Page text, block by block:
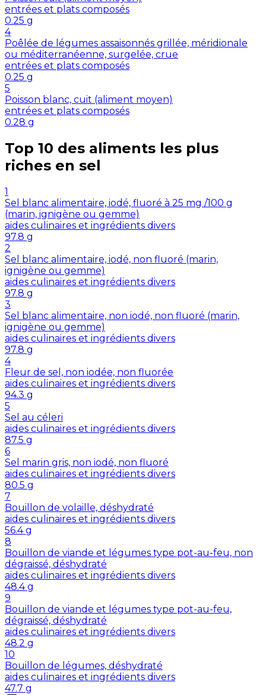
entrées et plats composés
0.25 g
4
Poêlée de légumes assaisonnés grillée, méridionale
ou méditerranéenne, surgelée, crue
entrées et plats composés
0.25 g
5
Poisson blanc, cuit (aliment moyen)
entrées et plats composés
0.28 g
Top 10 des aliments les plus
riches en sel
1
Sel blanc alimentaire, iodé, fluoré à 25 mg /100 g
(marin, ignigène ou gemme)
aides culinaires et ingrédients divers
97.8 g
2
Sel blanc alimentaire, iodé, non fluoré (marin,
ignigène ou gemme)
aides culinaires et ingrédients divers
97.8 g
3
Sel blanc alimentaire, non iodé, non fluoré (marin,
ignigène ou gemme)
aides culinaires et ingrédients divers
97.8 g
4
Fleur de sel, non iodée, non fluorée
aides culinaires et ingrédients divers
94.3 g
5
Sel au céleri
aides culinaires et ingrédients divers
87.5 g
6
Sel marin gris, non iodé, non fluoré
aides culinaires et ingrédients divers
80.5 g
7
Bouillon de volaille, déshydraté
aides culinaires et ingrédients divers
56.4 g
8
Bouillon de viande et légumes type pot-au-feu, non
dégraissé, déshydraté
aides culinaires et ingrédients divers
48.4 g
9
Bouillon de viande et légumes type pot-au-feu,
dégraissé, déshydraté
aides culinaires et ingrédients divers
48.2 g
10
Bouillon de légumes, déshydraté
aides culinaires et ingrédients divers
47.7 g